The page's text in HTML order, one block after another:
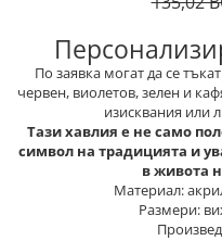
Дамски якета
Жилетка
По заявка могат да се
червен, виолетов, зелен и
изисквания или
Тази хавлия е не само
символ на традицията и
в живота
Материал:
Размери: